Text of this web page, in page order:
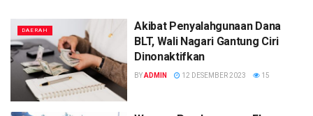
DAERAH
Akibat Penyalahgunaan Dana
BLT, Wali Nagari Gantung Ciri
Dinonaktifkan
BYADMIN 12 DESEMBER 2023 15